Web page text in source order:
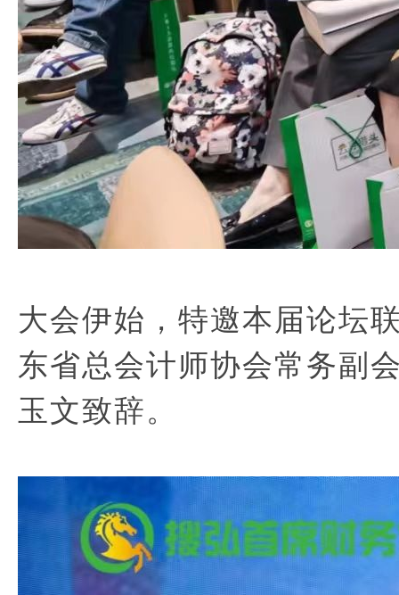
大会伊始，特邀本届论坛
东省总会计师协会常务副
玉文致辞。